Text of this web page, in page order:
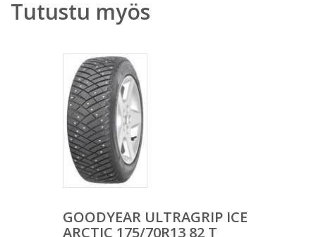
Tutustu myös
GOODYEAR ULTRAGRIP ICE
ARCTIC 175/70R13 82 T